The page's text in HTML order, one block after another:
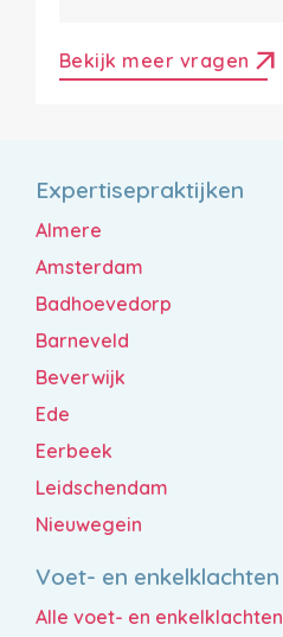
Bekijk meer vragen arrow_outward
Expertisepraktijken
Almere
Amsterdam
Badhoevedorp
Barneveld
Beverwijk
Ede
Eerbeek
Leidschendam
Nieuwegein
Voet- en enkelklachten
Alle voet- en enkelklachten